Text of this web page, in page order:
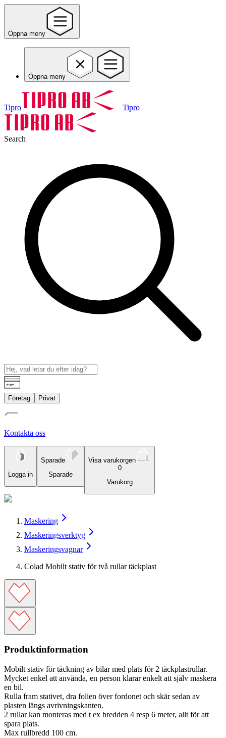
Öppna meny
Öppna meny
Tipro Tipro
Search
Företag Privat
Kontakta oss
Logga in
Sparade
Sparade
Visa varukorgen
0
Varukorg
Maskering
Maskeringsverktyg
Maskeringsvagnar
Colad Mobilt stativ för två rullar täckplast
Produktinformation
Mobilt stativ för täckning av bilar med plats för 2 täckplastrullar.
Mycket enkel att använda, en person klarar enkelt att själv maskera
en bil.
Rulla fram stativet, dra folien över fordonet och skär sedan av
plasten längs avrivningskanten.
2 rullar kan monteras med t ex bredden 4 resp 6 meter, allt för att
spara plats.
Max rullbredd 100 cm.